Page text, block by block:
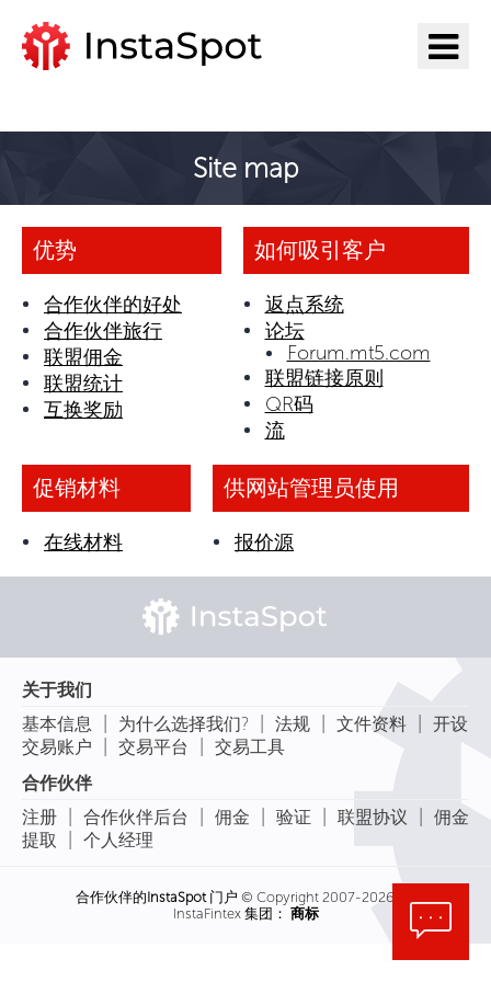
Site map
优势
合作伙伴的好处
合作伙伴旅行
联盟佣金
联盟统计
互换奖励
如何吸引客户
返点系统
论坛
Forum.mt5.com
联盟链接原则
QR码
流
促销材料
在线材料
供网站管理员使用
报价源
关于我们
基本信息
为什么选择我们? 法规 文件资料
开设
交易账户
交易平台
交易工具
合作伙伴
注册
合作伙伴后台 佣金 验证 联盟协议
佣金
提取
个人经理
合作伙伴的InstaSpot门户 © Copyright 2007-2026
InstaFintex 集团： 商标